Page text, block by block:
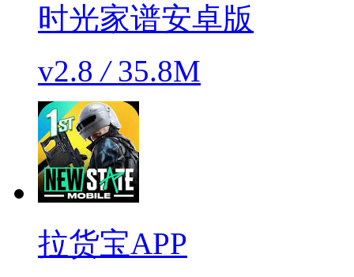
时光家谱安卓版
v2.8/35.8M
拉货宝APP